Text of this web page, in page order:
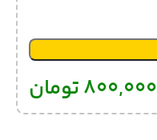
800,000تومان